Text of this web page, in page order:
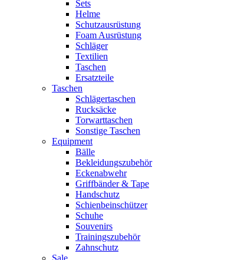
Sets
Helme
Schutzausrüstung
Foam Ausrüstung
Schläger
Textilien
Taschen
Ersatzteile
Taschen
Schlägertaschen
Rucksäcke
Torwarttaschen
Sonstige Taschen
Equipment
Bälle
Bekleidungszubehör
Eckenabwehr
Griffbänder & Tape
Handschutz
Schienbeinschützer
Schuhe
Souvenirs
Trainingszubehör
Zahnschutz
Sale